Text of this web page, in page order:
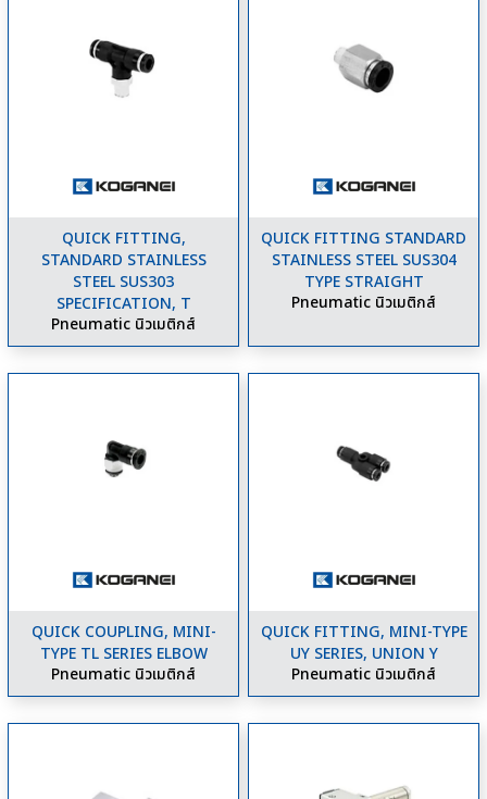
QUICK FITTING,
STANDARD STAINLESS
STEEL SUS303
SPECIFICATION, T
Pneumatic นิวเมติกส์
QUICK FITTING STANDARD
STAINLESS STEEL SUS304
TYPE STRAIGHT
Pneumatic นิวเมติกส์
QUICK COUPLING, MINI-
TYPE TL SERIES ELBOW
Pneumatic นิวเมติกส์
QUICK FITTING, MINI-TYPE
UY SERIES, UNION Y
Pneumatic นิวเมติกส์